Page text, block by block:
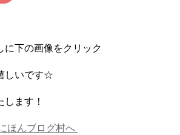
に下の画像をクリック
しいです☆
ます！